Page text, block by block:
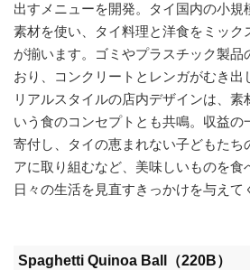
出すメニューを開発。タイ国内の小規
素材を使い、タイ料理と洋食をミック
が揃います。ゴミやプラスチック製品
おり、コンクリートとレンガがむき出
リアルスタイルの店内デザインは、素
いう食のコンセプトとも共鳴。収益の
寄付し、タイの恵まれない子どもたち
アに取り組むなど、美味しいものを食
日々の生活を見直すきっかけを与えて
Spaghetti Quinoa Ball（220B）